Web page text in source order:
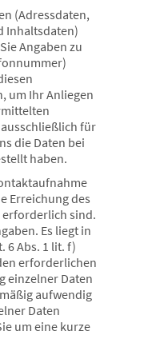
(Adressdaten,
Inhaltsdaten)
Angaben zu
um Ihr Anliegen
für
die Daten bei
haben.
Erreichung des
erforderlich sind.
Es liegt in
6 Abs. 1 lit. f)
erforderlichen
einzelner Daten
aufwendig
Daten
um eine kurze